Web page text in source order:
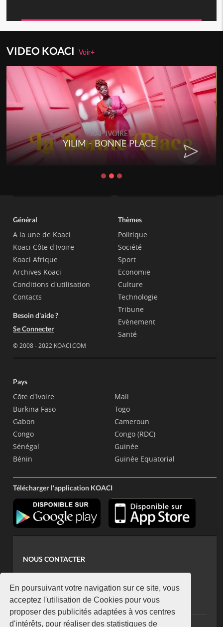
En poursuivant votre navigation sur ce site, vous
acceptez l'utilisation de Cookies pour vous
proposer des publicités adaptées à vos centres
d'intérêts, pour réaliser des statistiques de
VIDEO KOACIVoir+
RAP IVOIRE
YILIM - BONNE PLACE
Général
A la une de Koaci
Koaci Côte d'Ivoire
Koaci Afrique
Archives Koaci
Conditions d'utilisation
Contacts
Besoin d'aide ?
Se Connecter
© 2008 - 2022 KOACI.COM
Thèmes
Politique
Société
Sport
Economie
Culture
Technologie
Tribune
Evènement
Santé
Pays
Côte d'Ivoire
Burkina Faso
Gabon
Congo
Sénégal
Bénin
Mali
Togo
Cameroun
Congo (RDC)
Guinée
Guinée Equatorial
Télécharger l'application KOACI
NOUS CONTACTER
koaci@yahoo.fr
+225 07 08 85 52 93